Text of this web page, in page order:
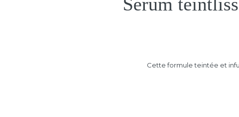
Cette formule teintée et